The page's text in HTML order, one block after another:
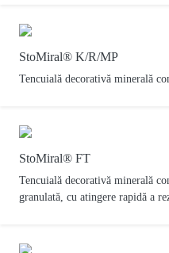
StoMiral® K/R/MP
Tencuială decorativă minerală
StoMiral® FT
Tencuială decorativă minerală
granulată, cu atingere rapidă a